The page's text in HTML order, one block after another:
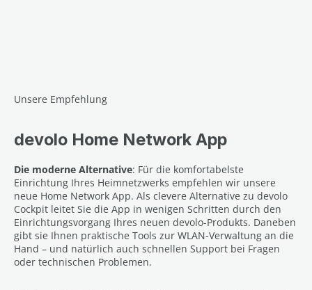
Unsere Empfehlung
devolo Home Network App
Die moderne Alternative: Für die komfortabelste
Einrichtung Ihres Heimnetzwerks empfehlen wir unsere
neue Home Network App. Als clevere Alternative zu devolo
Cockpit leitet Sie die App in wenigen Schritten durch den
Einrichtungsvorgang Ihres neuen devolo-Produkts. Daneben
gibt sie Ihnen praktische Tools zur WLAN-Verwaltung an die
Hand – und natürlich auch schnellen Support bei Fragen
oder technischen Problemen.